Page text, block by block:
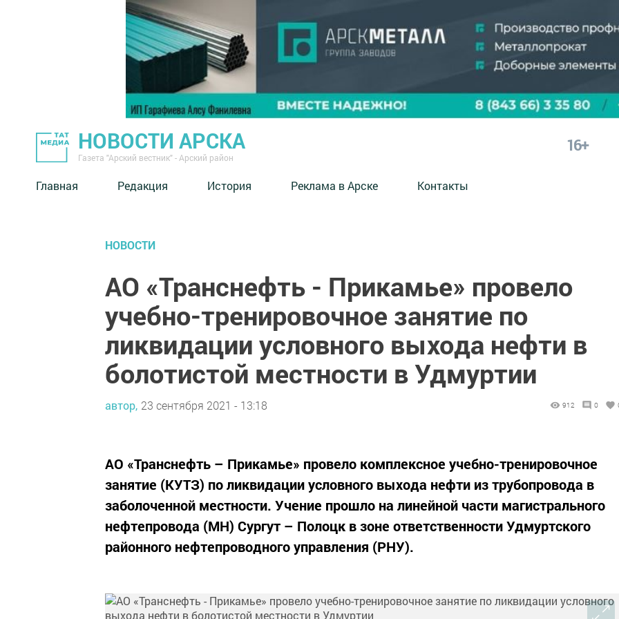
НОВОСТИ АРСКА
Газета "Арский вестник" - Арский район
16+
Главная Редакция История Реклама в Арске Контакты
НОВОСТИ
АО «Транснефть - Прикамье» провело
учебно-тренировочное занятие по
ликвидации условного выхода нефти в
болотистой местности в Удмуртии
автор, 23 сентября 2021 - 13:18 912 0
АО «Транснефть – Прикамье» провело комплексное учебно-тренировочное
занятие (КУТЗ) по ликвидации условного выхода нефти из трубопровода в
заболоченной местности. Учение прошло на линейной части магистрального
нефтепровода (МН) Сургут – Полоцк в зоне ответственности Удмуртского
районного нефтепроводного управления (РНУ).